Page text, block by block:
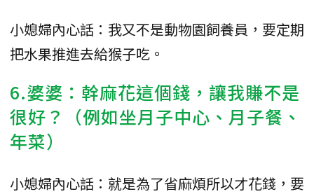
小媳婦內心話：我又不是動物園飼養員，要定期
把水果推進去給猴子吃。
6.婆婆：幹麻花這個錢，讓我賺不是
很好？（例如坐月子中心、月子餐、
年菜）
小媳婦內心話：就是為了省麻煩所以才花錢，要